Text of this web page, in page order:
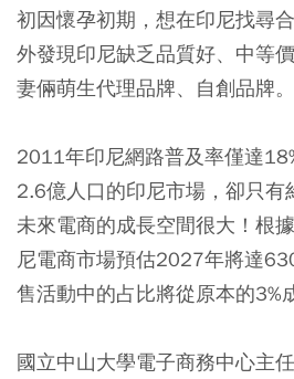
初因懷孕初期，想在印尼找尋
外發現印尼缺乏品質好、中等
妻倆萌生代理品牌、自創品牌。
2011年印尼網路普及率僅達
2.6億人口的印尼市場，卻只有
未來電商的成長空間很大！根
尼電商市場預估2027年將達
售活動中的占比將從原本的3%
國立中山大學電子商務中心主